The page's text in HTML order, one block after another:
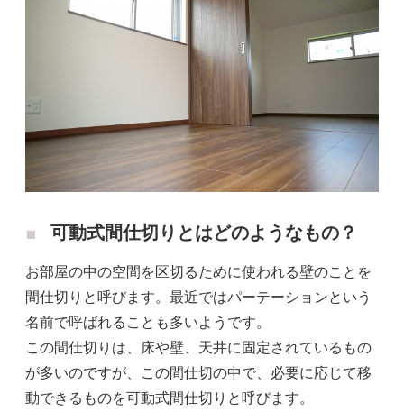
可動式間仕切りとはどのようなもの？
お部屋の中の空間を区切るために使われる壁のことを
間仕切りと呼びます。最近ではパーテーションという
名前で呼ばれることも多いようです。
この間仕切りは、床や壁、天井に固定されているもの
が多いのですが、この間仕切の中で、必要に応じて移
動できるものを可動式間仕切りと呼びます。